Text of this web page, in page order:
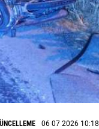
06 07 2026 10:18